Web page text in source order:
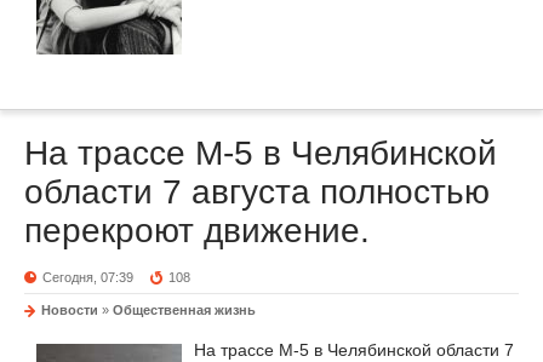
На трассе М-5 в Челябинской
области 7 августа полностью
перекроют движение.
Сегодня, 07:39 108
Новости » Общественная жизнь
На трассе М-5 в Челябинской области 7